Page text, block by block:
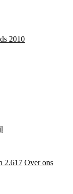
2010
2.617 Over ons